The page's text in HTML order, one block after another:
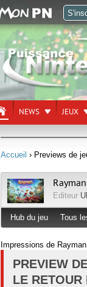
NEWS JEUX
Accueil › Previews de
Editeur
Hub du jeu Tous
Impressions de
PREVIEW
LE RETOUR